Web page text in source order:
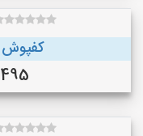
کفپوش